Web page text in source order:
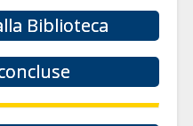
Biblioteca